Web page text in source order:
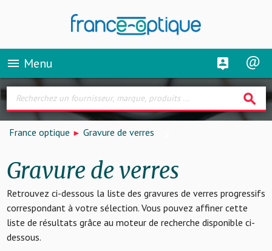
menu Menu
search
France optique Gravure de verres
Gravure de verres
Retrouvez ci-dessous la liste des gravures de verres progressifs
correspondant à votre sélection. Vous pouvez affiner cette
liste de résultats grâce au moteur de recherche disponible ci-
dessous.